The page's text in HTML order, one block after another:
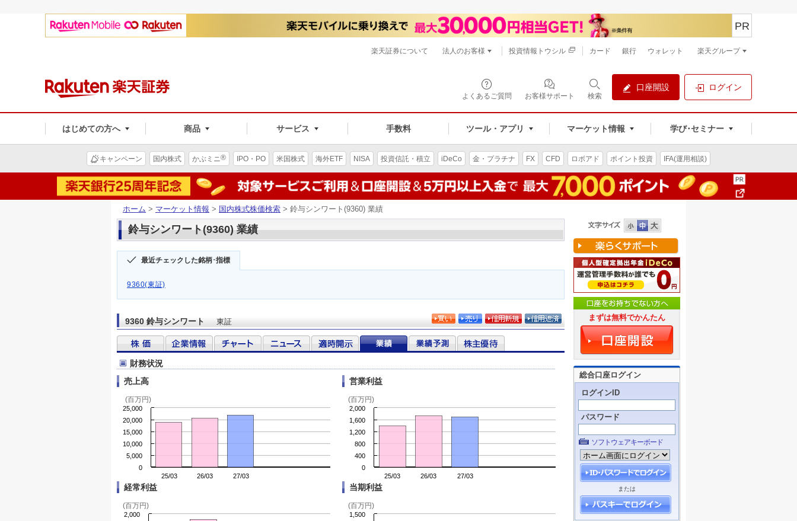
よくあるご質問 お客様サポート 検索
口座開設 ログイン
はじめての方へ 商品 サービス 手数料 ツール・アプリ マーケット情報 学び･セミナー
PR
楽天証券について 法人のお客様 投資情報トウシル カード 銀行 ウォレット 楽天グループ
キャンペーン 国内株式 かぶミニ® IPO・PO 米国株式 海外ETF NISA 投資信託・積立 iDeCo 金・プラチナ FX CFD ロボアド ポイント投資 IFA(運用相談)
ホーム > マーケット情報 > 国内株式株価検索 > 鈴与シンワート(9360) 業績
鈴与シンワート(9360) 業績
最近チェックした銘柄･指標
9360(東証)
9360 鈴与シンワート 東証 まずは無料でかんたん
総合口座ログイン
ログインID
パスワード
ソフトウェアキーボード
または